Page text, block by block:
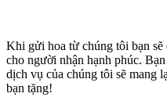
Khi gửi hoa từ chúng tôi bạn sẽ
cho người nhận hạnh phúc.
dịch vụ của chúng tôi sẽ mang
bạn tặng!